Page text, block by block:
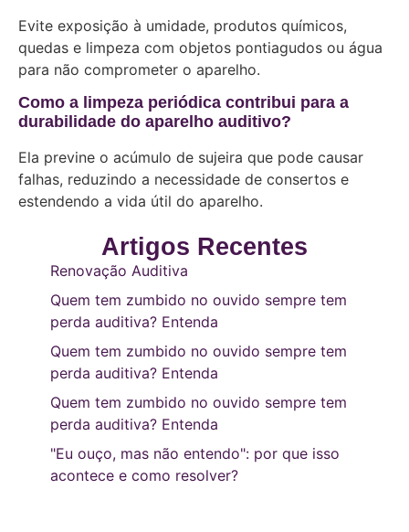
Evite exposição à umidade, produtos químicos,
quedas e limpeza com objetos pontiagudos ou água
para não comprometer o aparelho.
Como a limpeza periódica contribui para a
durabilidade do aparelho auditivo?
Ela previne o acúmulo de sujeira que pode causar
falhas, reduzindo a necessidade de consertos e
estendendo a vida útil do aparelho.
Artigos Recentes
Renovação Auditiva
Quem tem zumbido no ouvido sempre tem
perda auditiva? Entenda
Quem tem zumbido no ouvido sempre tem
perda auditiva? Entenda
Quem tem zumbido no ouvido sempre tem
perda auditiva? Entenda
"Eu ouço, mas não entendo": por que isso
acontece e como resolver?